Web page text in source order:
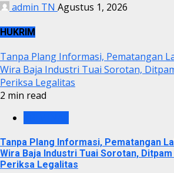
admin TN Agustus 1, 2026
HUKRIM
Tanpa Plang Informasi, Pematangan
Wira Baja Industri Tuai Sorotan,
Periksa Legalitas
2 min read
Tanpa Plang Informasi, Pematangan
Wira Baja Industri Tuai Sorotan,
Periksa Legalitas